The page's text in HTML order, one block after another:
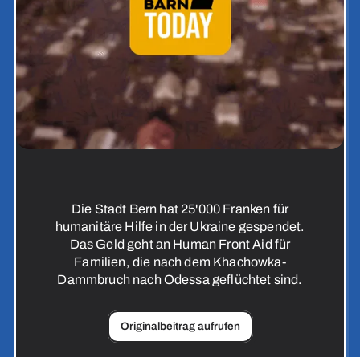
Die Stadt Bern hat 25'000 Franken für
humanitäre Hilfe in der Ukraine gespendet.
Das Geld geht an Human Front Aid für
Familien, die nach dem Khachowka-
Dammbruch nach Odessa geflüchtet sind.
Originalbeitrag aufrufen